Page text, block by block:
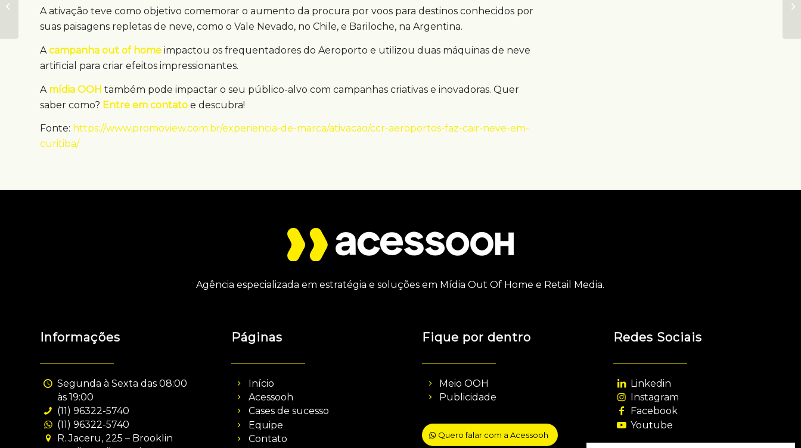
A ativação teve como objetivo comemorar o aumento da procura por voos para destinos conhecidos por
suas paisagens repletas de neve, como o Vale Nevado, no Chile, e Bariloche, na Argentina.
Acampanha out of home impactou os frequentadores do Aeroporto e utilizou duas máquinas de neve
artificial para criar efeitos impressionantes.
A mídia OOH também pode impactar o seu público-alvo com campanhas criativas e inovadoras. Quer
saber como? Entre em contato e descubra!
Fonte: https://www.promoview.com.br/experiencia-de-marca/ativacao/ccr-aeroportos-faz-cair-neve-em-
curitiba/
Agência especializada em estratégia e soluções em Mídia Out Of Home e Retail Media.
Informações
Segunda à Sexta das 08:00
às 19:00
(11) 96322-5740
(11) 96322-5740
R. Jaceru, 225 – Brooklin
Páginas
Início
Acessooh
Cases de sucesso
Equipe
Contato
Fique por dentro
Meio OOH
Publicidade
Quero falar com a Acessooh
Redes Sociais
Linkedin
Instagram
Facebook
Youtube
pontos em São Paulo